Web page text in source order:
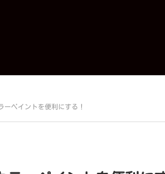
ペイントを便利にする！